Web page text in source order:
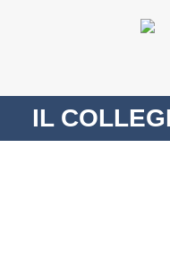
IL